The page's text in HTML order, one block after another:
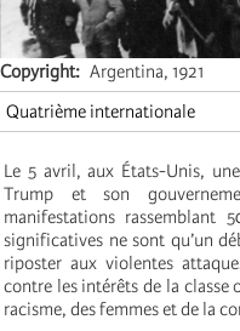
Copyright
Argentina, 1921
Quatrième internationale
Le 5 avril, aux États-Unis,
Trump et son
manifestations rassemblant
significatives ne sont qu’un
riposter aux violentes
contre les intérêts de la classe
racisme, des femmes et de la